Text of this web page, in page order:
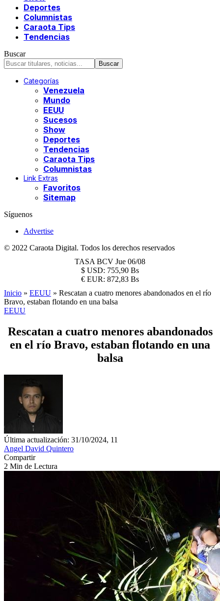
Deportes
Columnistas
Caraota Tips
Tendencias
Buscar
Categorías
Venezuela
Mundo
EEUU
Sucesos
Show
Deportes
Tendencias
Caraota Tips
Columnistas
Link Extras
Favoritos
Sitemap
Síguenos
Advertise
© 2022 Caraota Digital. Todos los derechos reservados
TASA BCV Jue 06/08
$ USD: 755,90 Bs
€ EUR: 872,83 Bs
Inicio » EEUU » Rescatan a cuatro menores abandonados en el río
Bravo, estaban flotando en una balsa
EEUU
Rescatan a cuatro menores abandonados
en el río Bravo, estaban flotando en una
balsa
Última actualización: 31/10/2024, 11
Angel David Quintero
Compartir
2 Min de Lectura